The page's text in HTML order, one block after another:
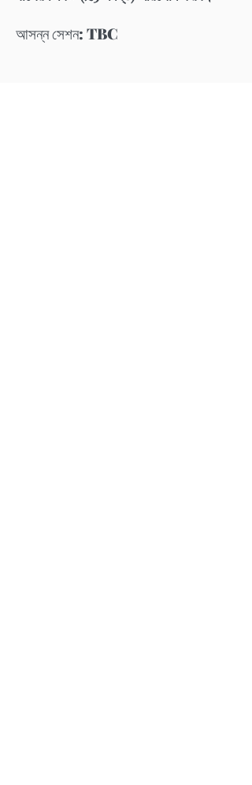
আসন্ন সেশন: TBC